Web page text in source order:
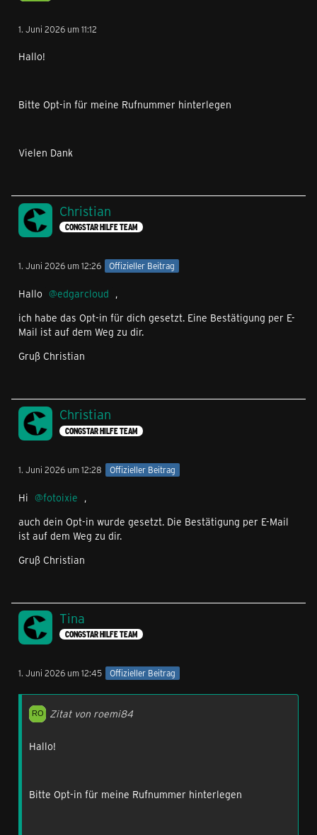
1. Juni 2026 um 11:12
Hallo!
Bitte Opt-in für meine Rufnummer hinterlegen
Vielen Dank
Christian
CONGSTAR HILFE TEAM
1. Juni 2026 um 12:26 Offizieller Beitrag
Hallo edgarcloud ,
ich habe das Opt-in für dich gesetzt. Eine Bestätigung per E-
Mail ist auf dem Weg zu dir.
Gruß Christian
Christian
CONGSTAR HILFE TEAM
1. Juni 2026 um 12:28 Offizieller Beitrag
Hi fotoixie ,
auch dein Opt-in wurde gesetzt. Die Bestätigung per E-Mail
ist auf dem Weg zu dir.
Gruß Christian
Tina
CONGSTAR HILFE TEAM
1. Juni 2026 um 12:45 Offizieller Beitrag
Zitat von roemi84
Hallo!
Bitte Opt-in für meine Rufnummer hinterlegen